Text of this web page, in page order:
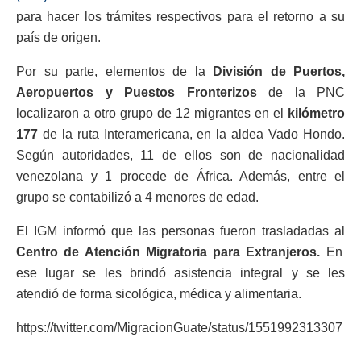
para hacer los trámites respectivos para el retorno a su
país de origen.
Por su parte, elementos de la División de Puertos,
Aeropuertos y Puestos Fronterizosde la PNC
localizaron a otro grupo de 12 migrantes en el
kilómetro
177 de la ruta Interamericana, en la aldea Vado Hondo.
Según autoridades, 11 de ellos son de nacionalidad
venezolana y 1 procede de África. Además, entre el
grupo se contabilizó a 4 menores de edad.
El IGM informó que las personas fueron trasladadas al
Centro de Atención Migratoria para Extranjeros. En
ese lugar se les brindó asistencia integral y se les
atendió de forma sicológica, médica y alimentaria.
https://twitter.com/MigracionGuate/status/1551992313307